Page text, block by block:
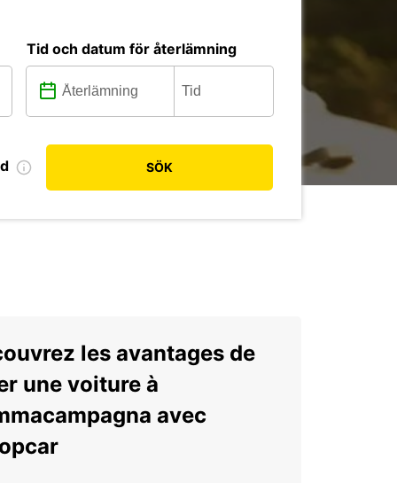
Tid och datum för återlämning
SÖK
les avantages de
une voiture à
avec